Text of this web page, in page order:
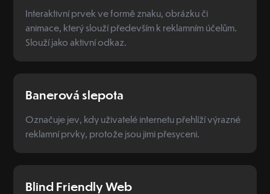
Interaktivní prvek ve formě znaku, obrázku či
animace, který slouží především k reklamním účelům.
Slouží jako aktivní odkaz.
Banerová slepota
Označuje jev, kdy uživatelé internetu přehlíží výrazné
reklamní prvky, protože jsou jimi přesyceni.
Blind Friendly Web